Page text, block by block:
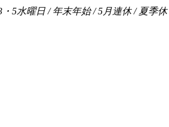
5水曜日 / 年末年始 / 5月連休 / 夏季休